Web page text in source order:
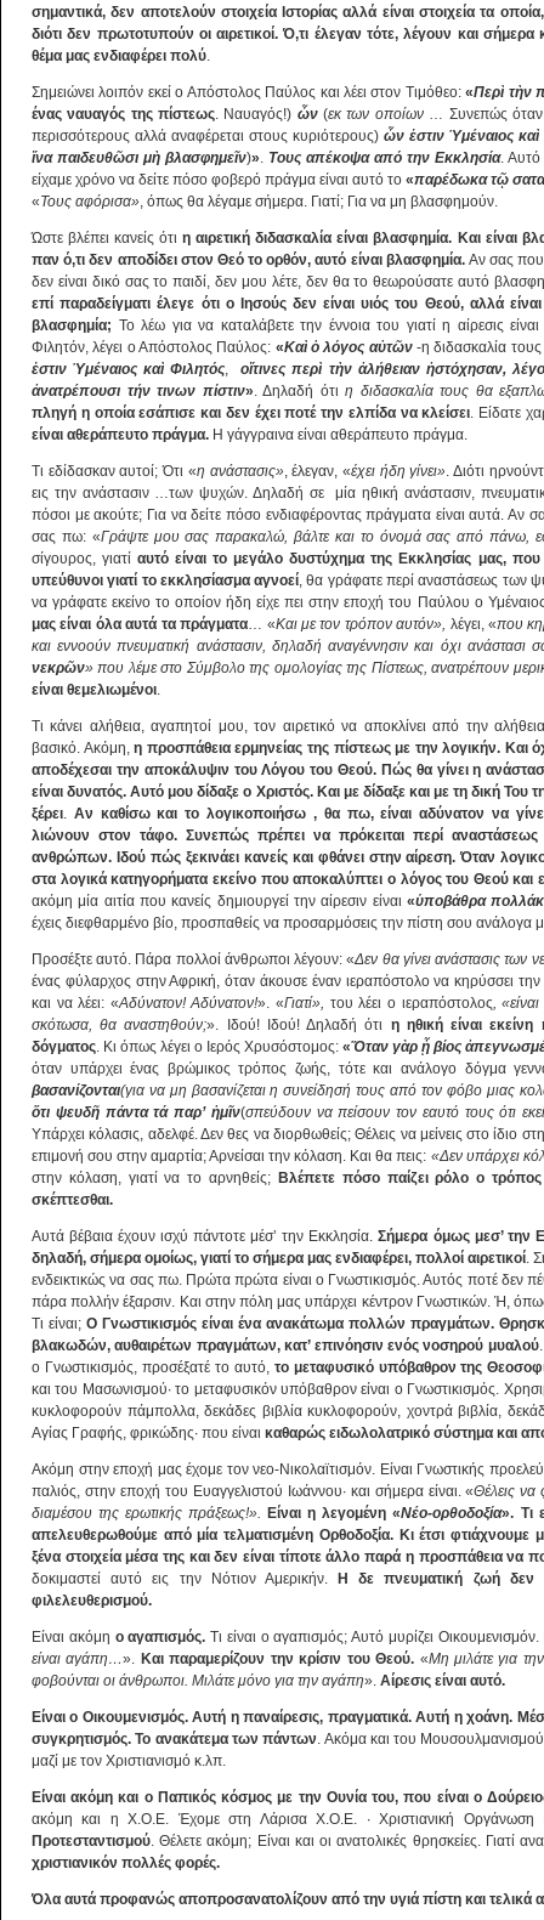
σημαντικά, δεν αποτελούν στοιχεία Ιστορίας αλλά είναι στοιχεία τα
διότι δεν πρωτοτυπούν οι αιρετικοί. Ό,τι έλεγαν τότε, λέγουν και
θέμα μας ενδιαφέρει πολύ.
Σημειώνει λοιπόν εκεί ο Απόστολος Παύλος και λέει στον Τιμόθεο:«Περὶ τὴν
ένας ναυαγός της πίστεως. Ναυαγός!) ὧν(εκ των οποίων… Συνεπώς όταν
περισσότερους αλλά αναφέρεται στους κυριότερους) ὧν ἐστιν Ὑμέναιος καὶ
ἵνα παιδευθῶσι μὴ βλασφημεῖν)». Τους απέκοψα από την Εκκλησία.
είχαμε χρόνο να δείτε πόσο φοβερό πράγμα είναι αυτό το «παρέδωκα τῷ
«Τους αφόρισα», όπως θα λέγαμε σήμερα. Γιατί; Για να μη βλασφημούν.
Ώστε βλέπει κανείς ότιη αιρετική διδασκαλία είναι βλασφημία. Και είναι
παν ό,τι δεν αποδίδει στον Θεό το ορθόν, αυτό είναι βλασφημία. Αν σας
δεν είναι δικό σας το παιδί, δεν μου λέτε, δεν θα το θεωρούσατε αυτό
επί παραδείγματι έλεγε ότι ο Ιησούς δεν είναι υιός του Θεού, αλλά
βλασφημία; Το λέω για να καταλάβετε την έννοια του γιατί η αίρεσις
Φιλητόν, λέγει ο Απόστολος Παύλος: «Καὶ ὁλόγος αὐτῶν-η διδασκαλία τους
ἐστινὙμέναιος καὶ Φιλητός,οἵτινες περὶ τὴν ἀλήθειαν ἠστόχησαν,
ἀνατρέπουσι τήν τινων πίστιν». Δηλαδή ότιη διδασκαλία τους θα
πληγή η οποία εσάπισε και δεν έχει ποτέ την ελπίδα να κλείσει. Είδατε
είναι αθεράπευτο πράγμα. Η γάγγραινα είναι αθεράπευτο πράγμα.
Τι εδίδασκαν αυτοί; Ότι «η ανάστασις», έλεγαν, «έχει ήδη γίνει». Διότι
εις την ανάστασιν …των ψυχών. Δηλαδή σε μία ηθική ανάστασιν,
πόσοι με ακούτε; Για να δείτε πόσο ενδιαφέροντας πράγματα είναι αυτά. Αν
σας πω: «Γράψτε μου σας παρακαλώ, βάλτε και το όνομά σας από πάνω,
σίγουρος, γιατίαυτό είναι το μεγάλο δυστύχημα της Εκκλησίας μας, που
υπεύθυνοι γιατί το εκκλησίασμα αγνοεί, θα γράφατε περί αναστάσεως των
να γράφατε εκείνο το οποίον ήδη είχε πει στην εποχή του Παύλου ο
μας είναι όλα αυτά τα πράγματα… «Και με τον τρόπον αυτόν», λέγει, «που
και εννοούν πνευματική ανάστασιν, δηλαδή αναγέννησιν και όχι ανάστασι
νεκρῶν» που λέμε στο Σύμβολο της ομολογίας της Πίστεως, ανατρέπουν
είναι θεμελιωμένοι.
Τι κάνει αλήθεια, αγαπητοί μου, τον αιρετικό να αποκλίνει από την
βασικό. Ακόμη,η προσπάθεια ερμηνείας της πίστεως με την λογικήν. Και
αποδέχεσαι την αποκάλυψιν του Λόγου του Θεού. Πώς θα γίνει η
είναι δυνατός. Αυτό μου δίδαξε ο Χριστός. Και με δίδαξε και με τη δική
ξέρει. Αν καθίσω και το λογικοποιήσω , θα πω, είναι αδύνατον να
λιώνουν στον τάφο. Συνεπώς πρέπει να πρόκειται περί αναστάσεως
ανθρώπων. Ιδού πώς ξεκινάει κανείς και φθάνει στην αίρεση. Όταν
στα λογικά κατηγορήματα εκείνο που αποκαλύπτει ο λόγος του Θεού και
ακόμη μία αιτία που κανείς δημιουργεί την αίρεσιν είναι «ὑποβάθρα
έχεις διεφθαρμένο βίο, προσπαθείς να προσαρμόσεις την πίστη σου ανάλογα
Προσέξτε αυτό. Πάρα πολλοί άνθρωποι λέγουν: «Δεν θα γίνει ανάστασις των
ένας φύλαρχος στην Αφρική, όταν άκουσε έναν ιεραπόστολο να κηρύσσει
και να λέει: «Αδύνατον! Αδύνατον!». «Γιατί», του λέει ο ιεραπόστολος,
σκότωσα, θα αναστηθούν;». Ιδού! Ιδού! Δηλαδή ότι η ηθική είναι
δόγματος. Κι όπως λέγει ο Ιερός Χρυσόστομος: «Ὅταν γὰρ ᾖ βίος ἀ
όταν υπάρχει ένας βρώμικος τρόπος ζωής, τότε και ανάλογο δόγμα
βασανίζονται(για να μη βασανίζεται η συνείδησή τους από τον φόβο μιας
ὅτι ψευδῆπάντα τά παρ’ ἡμῖν(σπεύδουν να πείσουν τον εαυτό τους ότι
Υπάρχει κόλασις, αδελφέ. Δεν θες να διορθωθείς; Θέλεις να μείνεις στο ίδιο
επιμονή σου στην αμαρτία; Αρνείσαι την κόλαση. Και θα πεις: «Δεν υπάρχει
στην κόλαση, γιατί να το αρνηθείς; Βλέπετε πόσο παίζει ρόλο ο
σκέπτεσθαι.
Αυτά βέβαια έχουν ισχύ πάντοτε μέσ’ την Εκκλησία.Σήμερα όμως μεσ’ την
δηλαδή, σήμερα ομοίως, γιατί το σήμερα μας ενδιαφέρει, πολλοί αιρετικοί.
ενδεικτικώς να σας πω. Πρώτα πρώτα είναι ο Γνωστικισμός. Αυτός ποτέ δεν
πάρα πολλήν έξαρσιν. Και στην πόλη μας υπάρχει κέντρον Γνωστικών. Ή,
Τι είναι; Ο Γνωστικισμός είναι ένα ανακάτωμα πολλών πραγμάτων.
βλακωδών, αυθαιρέτων πραγμάτων, κατ’ επινόησιν ενός νοσηρού μυαλού
ο Γνωστικισμός, προσέξατέ το αυτό, το μεταφυσικό υπόβαθρον της
και του Μασωνισμού· το μεταφυσικόν υπόβαθρον είναι ο Γνωστικισμός.
κυκλοφορούν πάμπολλα, δεκάδες βιβλία κυκλοφορούν, χοντρά βιβλία,
Αγίας Γραφής, φρικώδης· που είναι καθαρώς ειδωλολατρικό σύστημα και
Ακόμη στην εποχή μας έχομε τον νεο-Νικολαϊτισμόν. Είναι Γνωστικής
παλιός, στην εποχή του Ευαγγελιστού Ιωάννου· και σήμερα είναι. «Θέλεις
διαμέσου της ερωτικής πράξεως!». Είναι η λεγομένη «Νέο-ορθοδοξία». Τι
απελευθερωθούμε από μία τελματισμένη Ορθοδοξία. Κι έτσι φτιάχνουμε
ξένα στοιχεία μέσα της και δεν είναι τίποτε άλλο παρά η προσπάθεια να
δοκιμαστεί αυτό εις την Νότιον Αμερικήν.
Η δε πνευματική ζωή
φιλελευθερισμού.
Είναι ακόμη ο αγαπισμός. Τι είναι ο αγαπισμός; Αυτό μυρίζει
είναι αγάπη…». Και παραμερίζουν την κρίσιν του Θεού. «Μη μιλάτε για
φοβούνται οι άνθρωποι. Μιλάτε μόνο για την αγάπη». Αίρεσις είναι αυτό.
Είναι ο Οικουμενισμός. Αυτή η παναίρεσις, πραγματικά. Αυτή η χοάνη.
συγκρητισμός. Το ανακάτεμα των πάντων. Ακόμα και του
μαζί με τον Χριστιανισμό κ.λπ.
Είναι ακόμη και ο Παπικός κόσμος με την Ουνία του, που είναι ο
ακόμη και η Χ.Ο.Ε. Έχομε στη Λάρισα Χ.Ο.Ε. · Χριστιανική Οργάνωση
Προτεσταντισμού. Θέλετε ακόμη; Είναι και οι ανατολικές θρησκείες. Γιατί
χριστιανικόν πολλές φορές.
Όλα αυτά προφανώς αποπροσανατολίζουν από την υγιά πίστη και τελικά